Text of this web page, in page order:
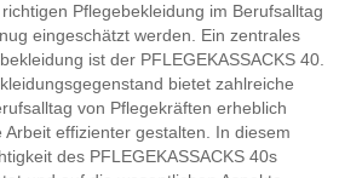
Pflegebekleidung im Berufsalltag
eingeschätzt werden. Ein zentrales
ist der PFLEGEKASSACKS 40.
bietet zahlreiche
von Pflegekräften erheblich
effizienter gestalten. In diesem
des PFLEGEKASSACKS 40s